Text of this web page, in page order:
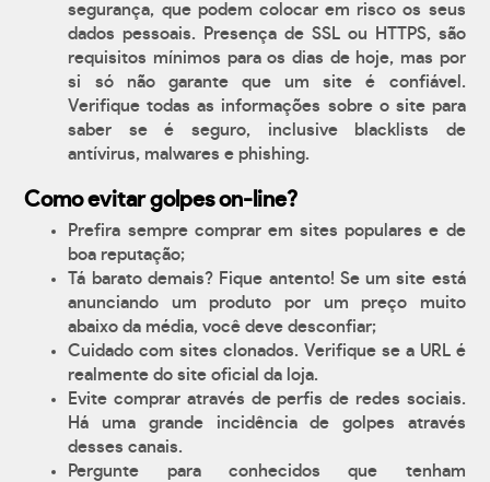
segurança, que podem colocar em risco os seus
dados pessoais. Presença de SSL ou HTTPS, são
requisitos mínimos para os dias de hoje, mas por
si só não garante que um site é confiável.
Verifique todas as informações sobre o site para
saber se é seguro, inclusive blacklists de
antívirus, malwares e phishing.
Como evitar golpes on-line?
Prefira sempre comprar em sites populares e de
boa reputação;
Tá barato demais? Fique antento! Se um site está
anunciando um produto por um preço muito
abaixo da média, você deve desconfiar;
Cuidado com sites clonados. Verifique se a URL é
realmente do site oficial da loja.
Evite comprar através de perfis de redes sociais.
Há uma grande incidência de golpes através
desses canais.
Pergunte para conhecidos que tenham